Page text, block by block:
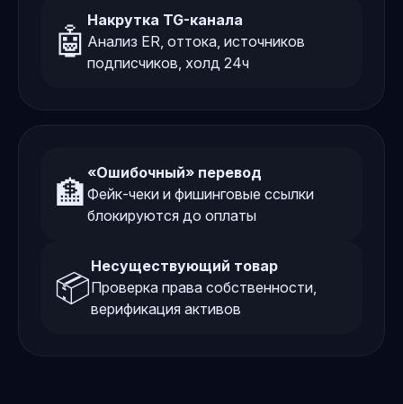
🤖
Накрутка TG-канала
Анализ ER, оттока, источников
подписчиков, холд 24ч
🏦
«Ошибочный» перевод
Фейк-чеки и фишинговые ссылки
блокируются до оплаты
📦
Несуществующий товар
Проверка права собственности,
верификация активов